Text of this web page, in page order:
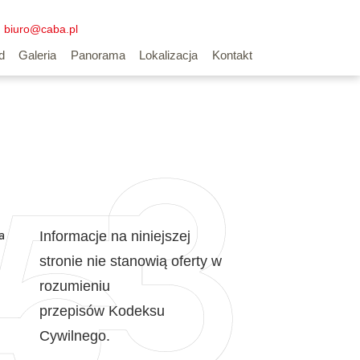
biuro@caba.pl
Kontakt
Lokalizacja
Panorama
Galeria
Informacje na niniejszej
stronie nie stanowią oferty w
rozumieniu
przepisów Kodeksu
Cywilnego.